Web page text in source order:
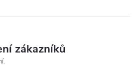
zákazníků